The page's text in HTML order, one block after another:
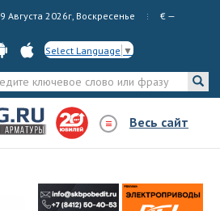
9 Августа 2026г, Воскресенье € —
Select Language ▼
Весь сайт